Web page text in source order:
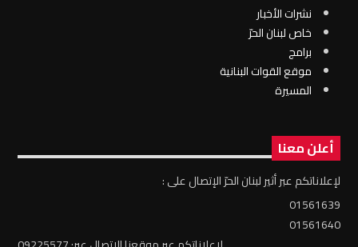
نشرات الأخبار
خاص لبنان الحرّ
برامج
موقع القوات البنانية
المسيرة
أعلن معنا
لإعلاناتكم عبر أثير لبنان الحرّ الإتصال على :
01561639
01561640